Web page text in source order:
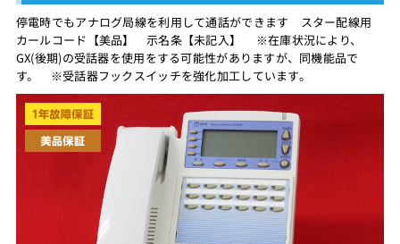
停電時でもアナログ局線を利用して通話ができます スター配線用
カールコード【美品】 示名条【未記入】 ※在庫状況により、
GX(後期)の受話器を使用をする可能性がありますが、同機能品で
す。 ※受話器フックスイッチを強化加工しています。